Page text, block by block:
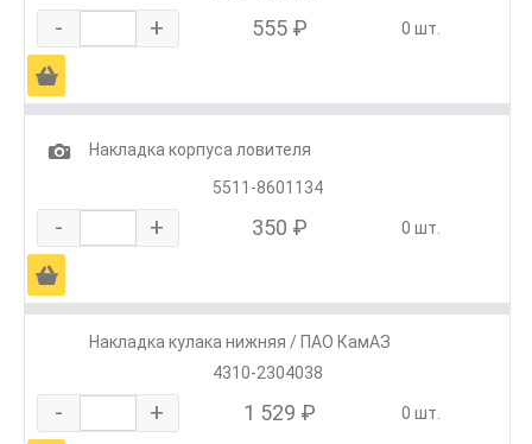
- + 555 ₽ 0 шт.
Ä
1
Накладка корпуса ловителя
5511-8601134
- + 350 ₽ 0 шт.
Ä
Накладка кулака нижняя / ПАО КамАЗ
4310-2304038
- + 1 529 ₽ 0 шт.